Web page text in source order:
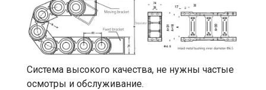
Система высокого качества, не нужны частые
осмотры и обслуживание.